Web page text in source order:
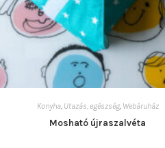
Konyha, Utazás, egészség, Webáruház
Mosható újraszalvéta